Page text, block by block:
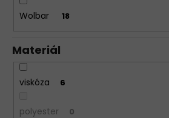
Wolbar 18
Materiál
viskóza 6
polyester 0